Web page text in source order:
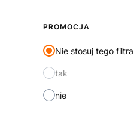
PROMOCJA
Nie stosuj tego filtra
tak
nie